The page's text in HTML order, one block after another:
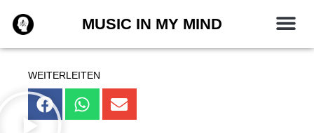
Inhalt
springen
MUSIC IN MY MIND
WEITERLEITEN